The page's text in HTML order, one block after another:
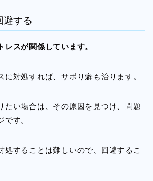
避する
レスが関係しています。
に対処すれば、サボり癖も治ります。
たい場合は、その原因を見つけ、問題
です。
処することは難しいので、回避するこ